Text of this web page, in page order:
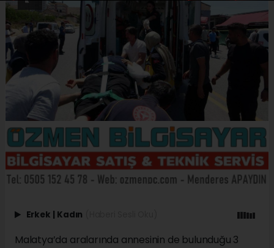
Erkek | Kadın
Malatya’da aralarında annesinin de bulunduğu 3